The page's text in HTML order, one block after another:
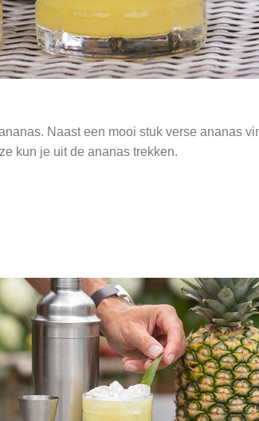
Naast een mooi stuk verse ananas
kun je uit de ananas trekken.